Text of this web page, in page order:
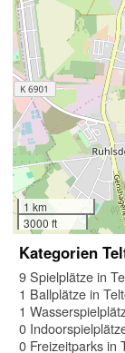
1 km
3000 ft
Kategorien
9 Spielplätze in
1 Ballplätze in
1
0
0 Freizeitparks in